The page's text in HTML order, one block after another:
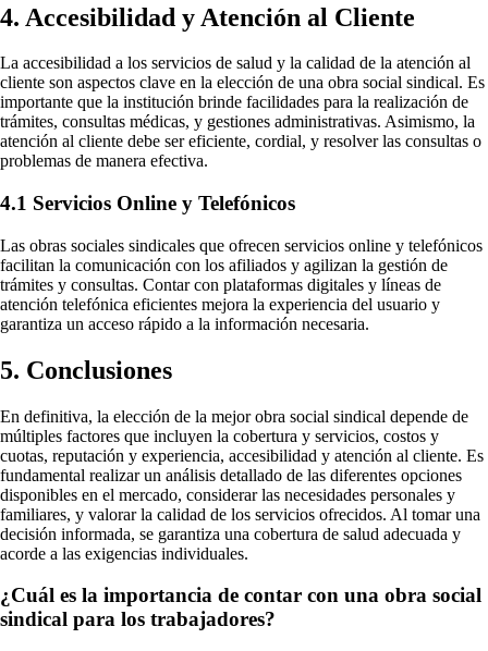
4. Accesibilidad y Atención al Cliente
La accesibilidad a los servicios de salud y la calidad de la atención al
cliente son aspectos clave en la elección de una obra social sindical. Es
importante que la institución brinde facilidades para la realización de
trámites, consultas médicas, y gestiones administrativas. Asimismo, la
atención al cliente debe ser eficiente, cordial, y resolver las consultas o
problemas de manera efectiva.
4.1 Servicios Online y Telefónicos
Las obras sociales sindicales que ofrecen servicios online y telefónicos
facilitan la comunicación con los afiliados y agilizan la gestión de
trámites y consultas. Contar con plataformas digitales y líneas de
atención telefónica eficientes mejora la experiencia del usuario y
garantiza un acceso rápido a la información necesaria.
5. Conclusiones
En definitiva, la elección de la mejor obra social sindical depende de
múltiples factores que incluyen la cobertura y servicios, costos y
cuotas, reputación y experiencia, accesibilidad y atención al cliente. Es
fundamental realizar un análisis detallado de las diferentes opciones
disponibles en el mercado, considerar las necesidades personales y
familiares, y valorar la calidad de los servicios ofrecidos. Al tomar una
decisión informada, se garantiza una cobertura de salud adecuada y
acorde a las exigencias individuales.
¿Cuál es la importancia de contar con una obra social
sindical para los trabajadores?